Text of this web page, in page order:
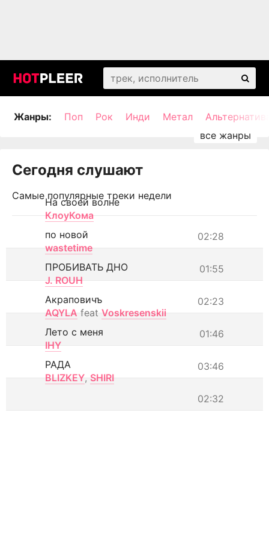
Жанры: Поп Рок Инди Метал
Сегодня слушают
Самые популярные треки недели
На своей волне
КлоуКома
02:28
по новой
wastetime
01:55
ПРОБИВАТЬ ДНО
J. ROUH
02:23
Акраповичъ
AQYLA feat Voskresenskii
01:46
Лето с меня
IHY
03:46
РАДА
BLIZKEY, SHIRI
02:32